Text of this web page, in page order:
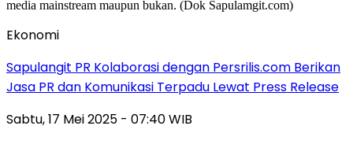
Ekonomi
Sapulangit PR Kolaborasi dengan Persrilis.com Berikan
Jasa PR dan Komunikasi Terpadu Lewat Press Release
Sabtu, 17 Mei 2025 - 07:40 WIB